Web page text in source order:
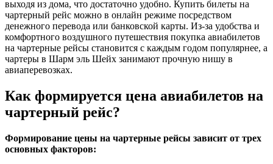
выходя из дома, что достаточно удобно. Купить билеты на
чартерный рейс можно в онлайн режиме посредством
денежного перевода или банковской карты. Из-за удобства и
комфортного воздушного путешествия покупка авиабилетов
на чартерные рейсы становится с каждым годом популярнее, а
чартеры в Шарм эль Шейх занимают прочную нишу в
авиаперевозках.
Как формируется цена авиабилетов на
чартерный рейс?
Формирование цены на чартерные рейсы зависит от трех
основных факторов: